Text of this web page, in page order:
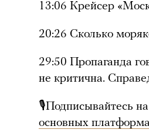
13:06 Крейсер
20:26 Сколько
29:50 Пропаганда
не критична.
🎙Подписывайтесь
основных